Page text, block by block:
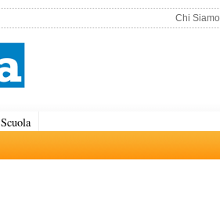
Chi Siamo
Scuola